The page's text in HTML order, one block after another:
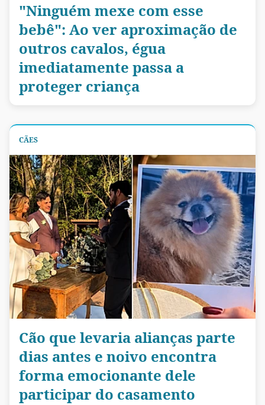
"Ninguém mexe com esse
bebê": Ao ver aproximação de
outros cavalos, égua
imediatamente passa a
proteger criança
CÃES
Cão que levaria alianças parte
dias antes e noivo encontra
forma emocionante dele
participar do casamento